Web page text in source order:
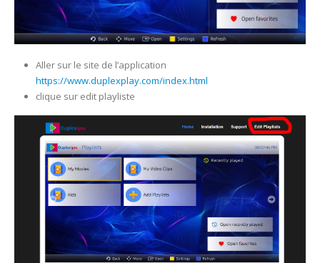
Aller sur le site de l’application
https://www.duplexplay.com/index.html
clique sur edit playliste